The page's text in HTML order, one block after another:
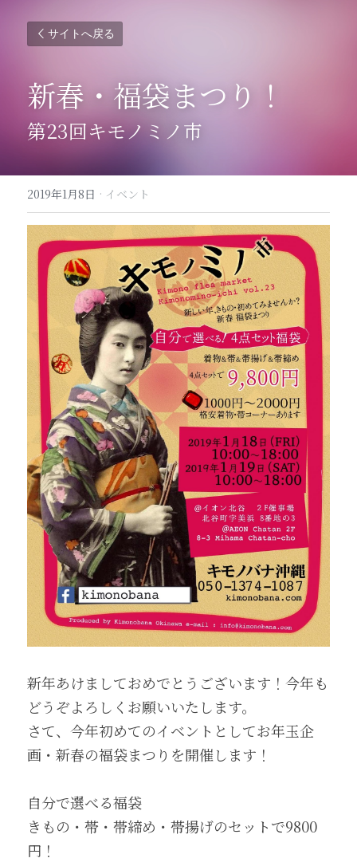
サイトへ戻る
新春・福袋まつり！
第23回キモノミノ市
2019年1月8日 · イベント
新年あけましておめでとうございます！今年も
どうぞよろしくお願いいたします。
さて、今年初めてのイベントとしてお年玉企
画・新春の福袋まつりを開催します！
自分で選べる福袋
きもの・帯・帯締め・帯揚げのセットで9800
円！